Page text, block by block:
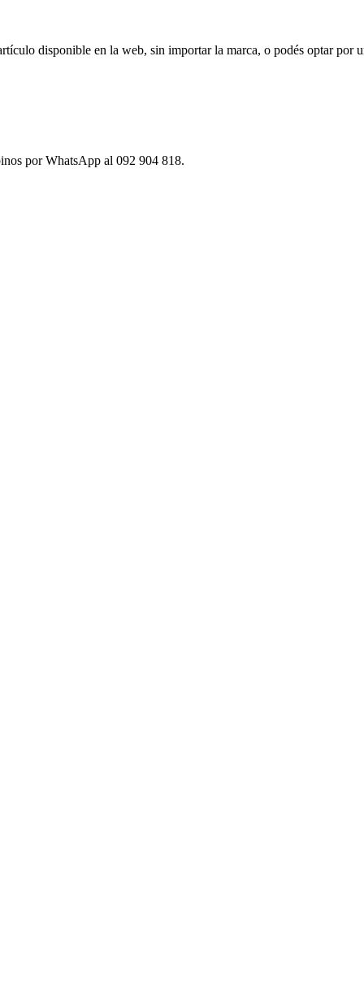
disponible en la web, sin importar la marca, o podés optar por
por WhatsApp al 092 904 818.